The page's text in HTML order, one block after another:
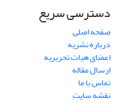
دسترسی سریع
صفحه اصلی
درباره نشریه
اعضای هیات تحریریه
ارسال مقاله
تماس با ما
نقشه سایت